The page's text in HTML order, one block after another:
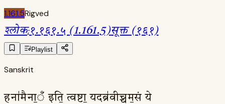
1.161.5Rigved
श्लोक:१.१६१.५ (1.161.5)सूक्त (१६१)
Playlist
Sanskrit
हना॑मैना॒ँ इति॒ त्वष्टा॒ यदब्र॑वीच्चम॒सं ये